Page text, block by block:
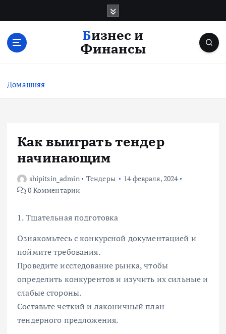
с
Бизнес и
Финансы
Домашняя
Как выиграть тендер
начинающим
shipitsin_admin Тендеры
14 февраля, 2024
0 Комментарии
1. Тщательная подготовка
Ознакомьтесь с конкурсной документацией и
поймите требования.
Проведите исследование рынка, чтобы
определить конкурентов и изучить их сильные и
слабые стороны.
Составьте четкий и лаконичный план
тендерного предложения.